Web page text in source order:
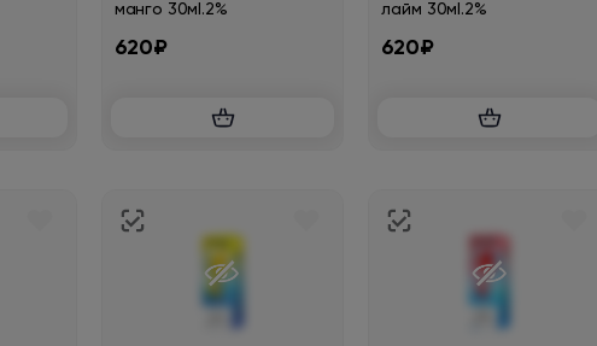
манго 30мl.2%
620₽
лайм 30мl.2%
620₽